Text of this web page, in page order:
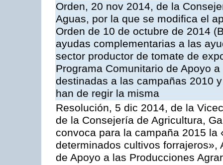
Orden, 20 nov 2014, de la
Aguas, por la que se modifica el
Orden de 10 de octubre de 2014
ayudas complementarias a las
sector productor de tomate de
Programa Comunitario de Apoyo
destinadas a las campañas 2010
han de regir la misma
Resolución, 5 dic 2014, de la
de la Consejería de Agricultura,
convoca para la campaña 2015 la
determinados cultivos forrajeros»,
de Apoyo a las Producciones